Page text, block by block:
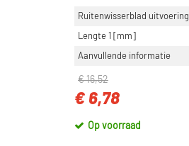
Ruitenwisserblad uitvoering
Lengte 1 [mm]
Aanvullende informatie
€ 16,52
€ 6,78
Op voorraad